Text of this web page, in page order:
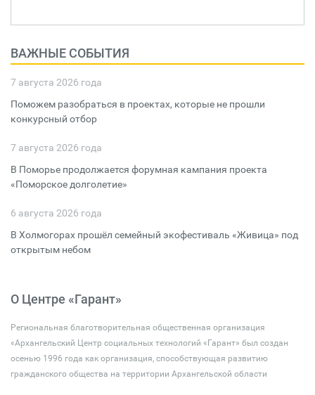
ВАЖНЫЕ СОБЫТИЯ
7 августа 2026 года
Поможем разобраться в проектах, которые не прошли
конкурсный отбор
7 августа 2026 года
В Поморье продолжается форумная кампания проекта
«Поморское долголетие»
6 августа 2026 года
В Холмогорах прошёл семейный экофестиваль «Живица» под
открытым небом
О Центре «Гарант»
Региональная благотворительная общественная организация
«Архангельский Центр социальных технологий «Гарант» был создан
осенью 1996 года как организация, способствующая развитию
гражданского общества на территории Архангельской области